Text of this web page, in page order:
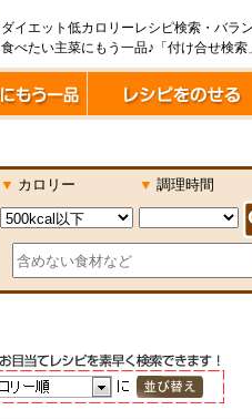
ダイエット低カロリーレシピ検索・バラ
食べたい主菜にもう一品♪「付け合せ検索
▼ カロリー ▼ 調理時間